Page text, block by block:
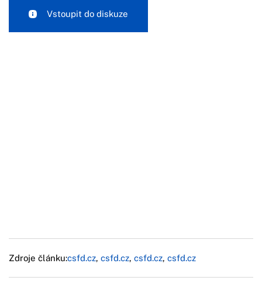
Vstoupit do diskuze
Zdroje článku:csfd.cz, csfd.cz, csfd.cz, csfd.cz